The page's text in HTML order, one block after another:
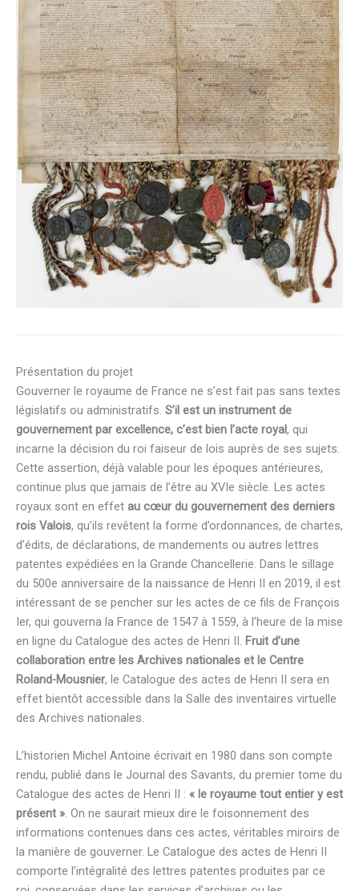
Présentation du projet
Gouverner le royaume de France ne s’est fait pas sans textes
législatifs ou administratifs. S’il est un instrument de
gouvernement par excellence, c’est bien l’acte royal, qui
incarne la décision du roi faiseur de lois auprès de ses sujets.
Cette assertion, déjà valable pour les époques antérieures,
continue plus que jamais de l’être au XVIe siècle. Les actes
royaux sont en effet au cœur du gouvernement des derniers
rois Valois, qu’ils revêtent la forme d’ordonnances, de chartes,
d’édits, de déclarations, de mandements ou autres lettres
patentes expédiées en la Grande Chancellerie. Dans le sillage
du 500e anniversaire de la naissance de Henri II en 2019, il est
intéressant de se pencher sur les actes de ce fils de François
Ier, qui gouverna la France de 1547 à 1559, à l’heure de la mise
en ligne du Catalogue des actes de Henri II. Fruit d’une
collaboration entre les Archives nationales et le Centre
Roland-Mousnier, le Catalogue des actes de Henri II sera en
effet bientôt accessible dans la Salle des inventaires virtuelle
des Archives nationales.
L’historien Michel Antoine écrivait en 1980 dans son compte
rendu, publié dans le Journal des Savants, du premier tome du
Catalogue des actes de Henri II : « le royaume tout entier y est
présent ». On ne saurait mieux dire le foisonnement des
informations contenues dans ces actes, véritables miroirs de
la manière de gouverner. Le Catalogue des actes de Henri II
comporte l’intégralité des lettres patentes produites par ce